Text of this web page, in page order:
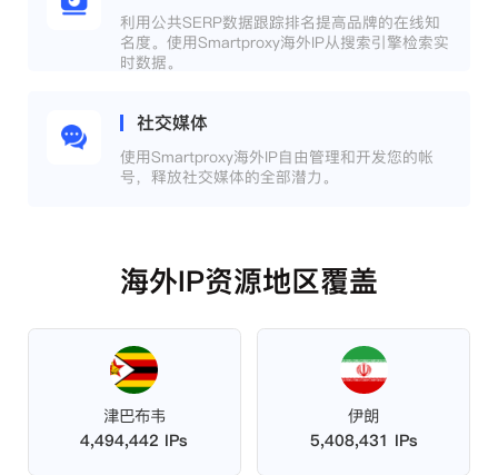
利用公共SERP数据跟踪排名提高品牌的在线知
名度。使用Smartproxy海外IP从搜索引擎检索实
时数据。
社交媒体
使用Smartproxy海外IP自由管理和开发您的帐
号，释放社交媒体的全部潜力。
海外IP资源地区覆盖
津巴布韦
4,494,442 IPs
伊朗
5,408,431 IPs